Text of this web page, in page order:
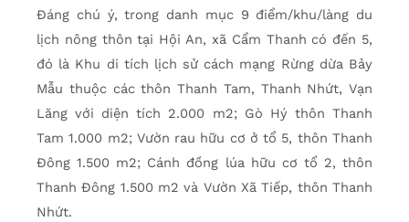
Đáng chú ý, trong danh mục 9 điểm/khu/làng du
lịch nông thôn tại Hội An, xã Cẩm Thanh có đến 5,
đó là Khu di tích lịch sử cách mạng Rừng dừa Bảy
Mẫu thuộc các thôn Thanh Tam, Thanh Nhứt, Vạn
Lăng với diện tích 2.000 m2; Gò Hý thôn Thanh
Tam 1.000 m2; Vườn rau hữu cơ ở tổ 5, thôn Thanh
Đông 1.500 m2; Cánh đồng lúa hữu cơ tổ 2, thôn
Thanh Đông 1.500 m2 và Vườn Xã Tiếp, thôn Thanh
Nhứt.